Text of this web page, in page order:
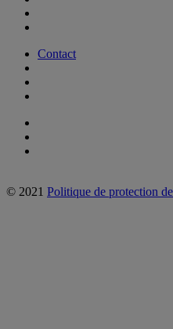
Contact
© 2021 Politique de protection